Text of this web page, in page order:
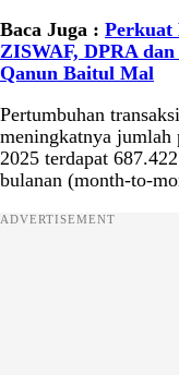
Baca Juga : Perkuat
ZISWAF, DPRA
Qanun Baitul Mal
Pertumbuhan
meningkatnya jumlah
2025 terdapat
bulanan (month-to-
ADVERTISEMENT